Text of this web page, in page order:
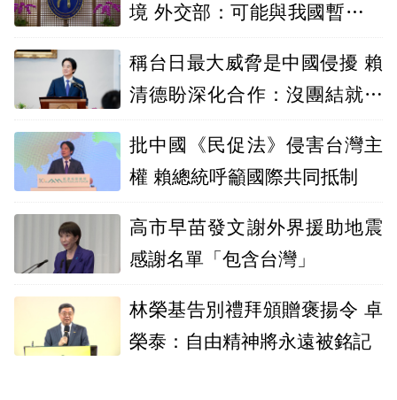
境 外交部：可能與我國暫緩核
稱台日最大威脅是中國侵擾 賴
清德盼深化合作：沒團結就沒
批中國《民促法》侵害台灣主
權 賴總統呼籲國際共同抵制
高市早苗發文謝外界援助地震
感謝名單「包含台灣」
林榮基告別禮拜頒贈褒揚令 卓
榮泰：自由精神將永遠被銘記